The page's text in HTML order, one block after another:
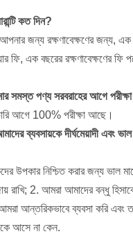
কত দিন?
জন্য রক্ষণাবেক্ষণের জন্য, এক
ফি, এক বছরের রক্ষণাবেক্ষণের ফি
সমস্ত পণ্য সরবরাহের আগে
আগে 100% পরীক্ষা আছে।
ব্যবসায়কে দীর্ঘমেয়াদী এবং ভাল
উপকার নিশ্চিত করার জন্য ভাল
রাখি; 2. আমরা আমাদের বন্ধু
আন্তরিকভাবে ব্যবসা করি এবং
আসে না কেন.